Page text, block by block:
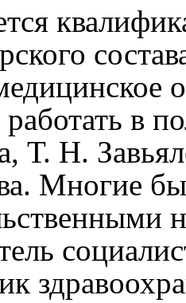
работать в
Т. Н.
Многие